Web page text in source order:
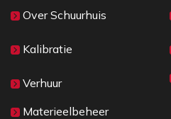
Over Sc​huurhuis
Kalibratie
Verhuur
Materieelbeheer